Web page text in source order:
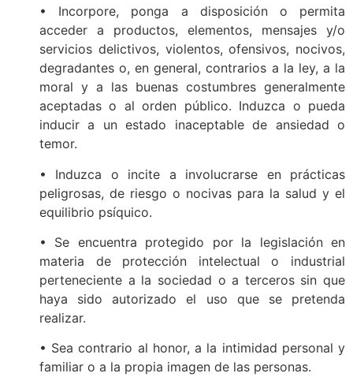
• Incorpore, ponga a disposición o permita
acceder a productos, elementos, mensajes y/o
servicios delictivos, violentos, ofensivos, nocivos,
degradantes o, en general, contrarios a la ley, a la
moral y a las buenas costumbres generalmente
aceptadas o al orden público. Induzca o pueda
inducir a un estado inaceptable de ansiedad o
temor.
• Induzca o incite a involucrarse en prácticas
peligrosas, de riesgo o nocivas para la salud y el
equilibrio psíquico.
• Se encuentra protegido por la legislación en
materia de protección intelectual o industrial
perteneciente a la sociedad o a terceros sin que
haya sido autorizado el uso que se pretenda
realizar.
• Sea contrario al honor, a la intimidad personal y
familiar o a la propia imagen de las personas.